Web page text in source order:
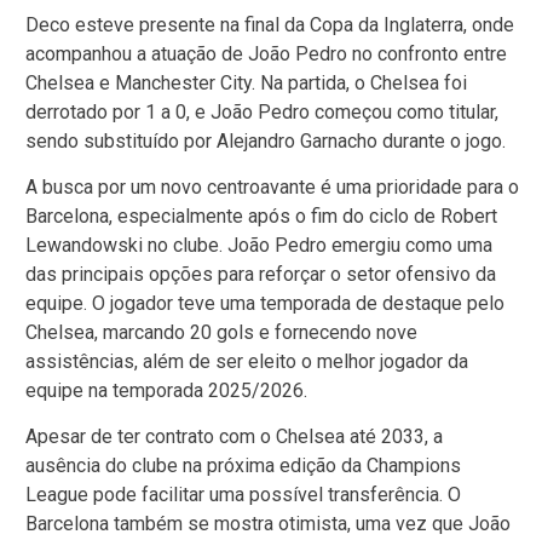
Deco esteve presente na final da Copa da Inglaterra, onde
acompanhou a atuação de João Pedro no confronto entre
Chelsea e Manchester City. Na partida, o Chelsea foi
derrotado por 1 a 0, e João Pedro começou como titular,
sendo substituído por Alejandro Garnacho durante o jogo.
A busca por um novo centroavante é uma prioridade para o
Barcelona, especialmente após o fim do ciclo de Robert
Lewandowski no clube. João Pedro emergiu como uma
das principais opções para reforçar o setor ofensivo da
equipe. O jogador teve uma temporada de destaque pelo
Chelsea, marcando 20 gols e fornecendo nove
assistências, além de ser eleito o melhor jogador da
equipe na temporada 2025/2026.
Apesar de ter contrato com o Chelsea até 2033, a
ausência do clube na próxima edição da Champions
League pode facilitar uma possível transferência. O
Barcelona também se mostra otimista, uma vez que João